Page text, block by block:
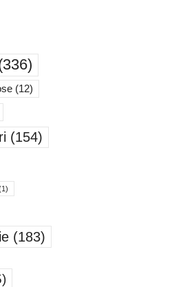
(12)
(154)
(183)